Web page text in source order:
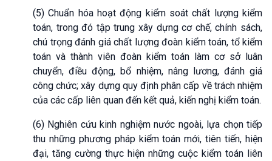
(5) Chuẩn hóa hoạt động kiểm soát chất lượng kiểm
toán, trong đó tập trung xây dựng cơ chế, chính sách,
chú trọng đánh giá chất lượng đoàn kiểm toán, tổ kiểm
toán và thành viên đoàn kiểm toán làm cơ sở luân
chuyển, điều động, bổ nhiệm, nâng lương, đánh giá
công chức; xây dựng quy định phân cấp về trách nhiệm
của các cấp liên quan đến kết quả, kiến nghị kiểm toán.
(6) Nghiên cứu kinh nghiệm nước ngoài, lựa chọn tiếp
thu những phương pháp kiểm toán mới, tiên tiến, hiện
đại, tăng cường thực hiện những cuộc kiểm toán liên